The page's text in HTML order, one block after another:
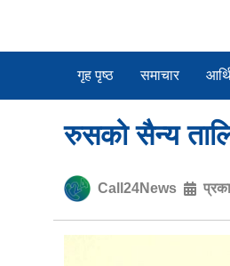
गृह पृष्ठ समाचार
रुसको सैन्य
Call24News